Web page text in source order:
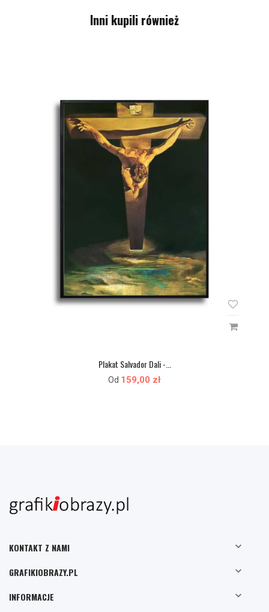
Inni kupili również
Plakat Salvador Dali -...
Od 159,00 zł
KONTAKT Z NAMI 
GRAFIKIOBRAZY.PL 
INFORMACJE 